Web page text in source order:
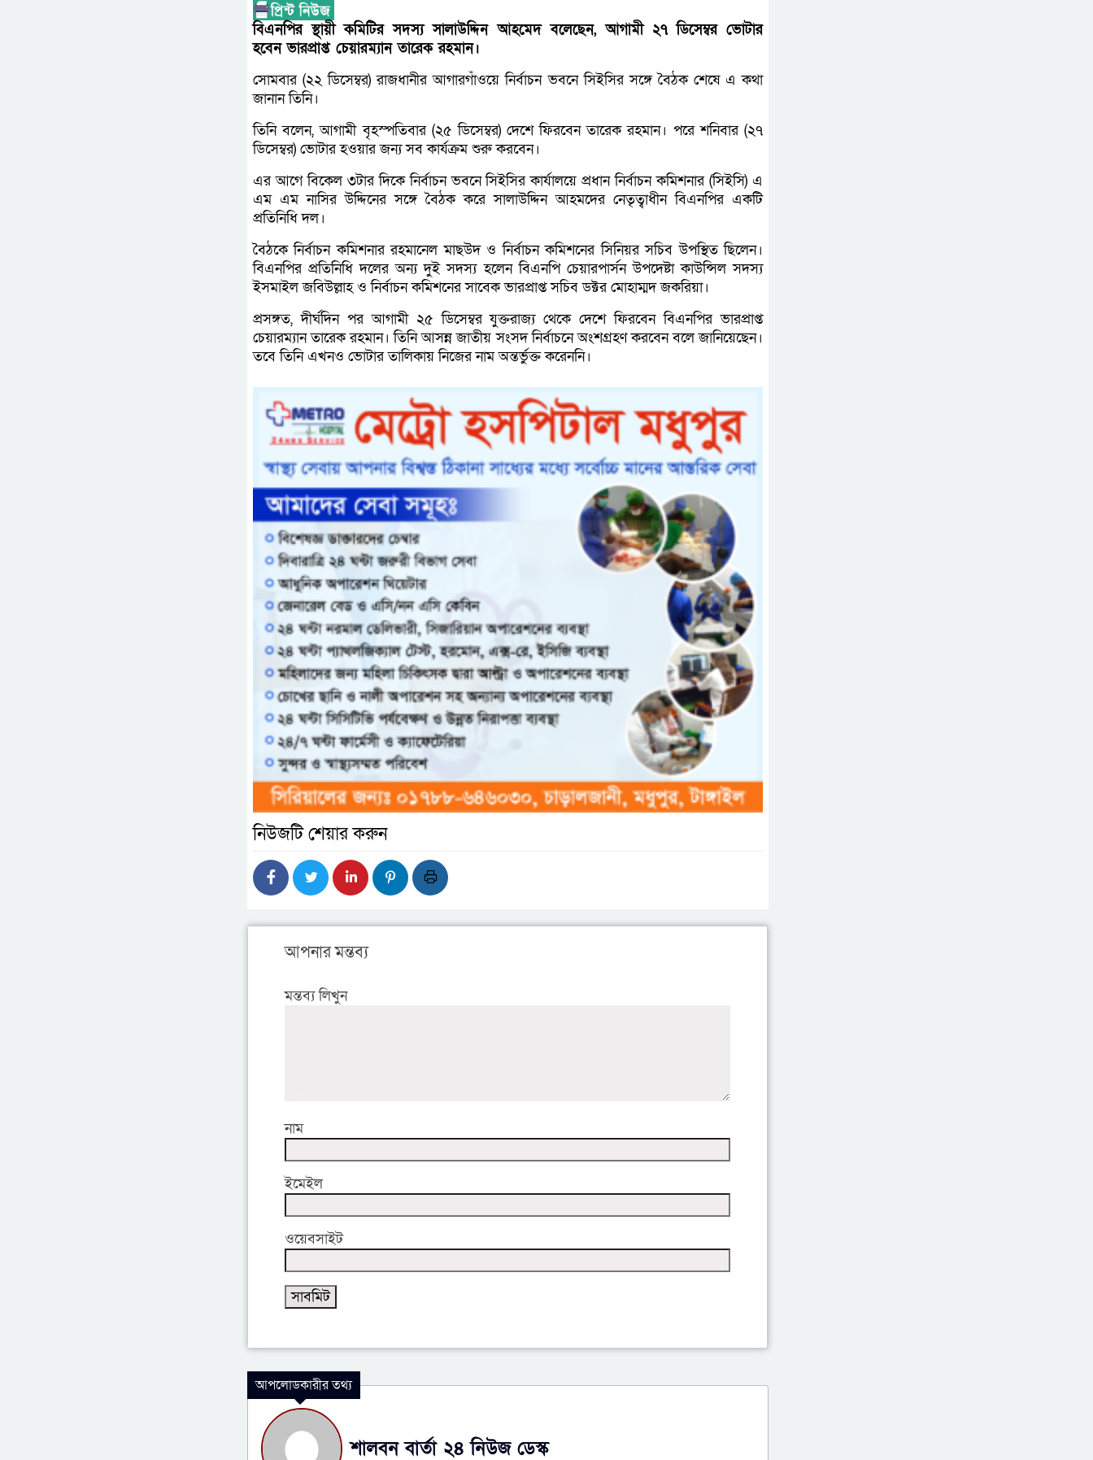
বিএনপির স্থায়ী কমিটির সদস্য সালাউদ্দিন আহমেদ বলেছেন, আগামী ২৭ ডিসেম্বর ভোটার
হবেন ভারপ্রাপ্ত চেয়ারম্যান তারেক রহমান।
সোমবার (২২ ডিসেম্বর) রাজধানীর আগারগাঁওয়ে নির্বাচন ভবনে সিইসির সঙ্গে বৈঠক শেষে এ কথা
জানান তিনি।
তিনি বলেন, আগামী বৃহস্পতিবার (২৫ ডিসেম্বর) দেশে ফিরবেন তারেক রহমান। পরে শনিবার (২৭
ডিসেম্বর) ভোটার হওয়ার জন্য সব কার্যক্রম শুরু করবেন।
এর আগে বিকেল ৩টার দিকে নির্বাচন ভবনে সিইসির কার্যালয়ে প্রধান নির্বাচন কমিশনার (সিইসি) এ
এম এম নাসির উদ্দিনের সঙ্গে বৈঠক করে সালাউদ্দিন আহমদের নেতৃত্বাধীন বিএনপির একটি
প্রতিনিধি দল।
বৈঠকে নির্বাচন কমিশনার রহমানেল মাছউদ ও নির্বাচন কমিশনের সিনিয়র সচিব উপস্থিত ছিলেন।
বিএনপির প্রতিনিধি দলের অন্য দুই সদস্য হলেন বিএনপি চেয়ারপার্সন উপদেষ্টা কাউন্সিল সদস্য
ইসমাইল জবিউল্লাহ ও নির্বাচন কমিশনের সাবেক ভারপ্রাপ্ত সচিব ডক্টর মোহাম্মদ জকরিয়া।
প্রসঙ্গত, দীর্ঘদিন পর আগামী ২৫ ডিসেম্বর যুক্তরাজ্য থেকে দেশে ফিরবেন বিএনপির ভারপ্রাপ্ত
চেয়ারম্যান তারেক রহমান। তিনি আসন্ন জাতীয় সংসদ নির্বাচনে অংশগ্রহণ করবেন বলে জানিয়েছেন।
তবে তিনি এখনও ভোটার তালিকায় নিজের নাম অন্তর্ভুক্ত করেননি।
নিউজটি শেয়ার করুন
আপনার মন্তব্য
মন্তব্য লিখুন
নাম
ইমেইল
ওয়েবসাইট
আপলোডকারীর তথ্য
শালবন বার্তা ২৪ নিউজ ডেস্ক